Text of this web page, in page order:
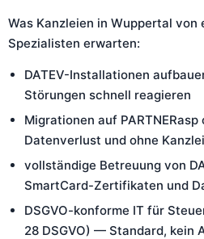
Was Kanzleien in Wuppertal von
Spezialisten erwarten:
DATEV-Installationen
Störungen schnell reagieren
Migrationen auf
Datenverlust und ohne
vollständige Betreuung von
SmartCard-Zertifikaten und
DSGVO-konforme IT für
28 DSGVO) — Standard, kein